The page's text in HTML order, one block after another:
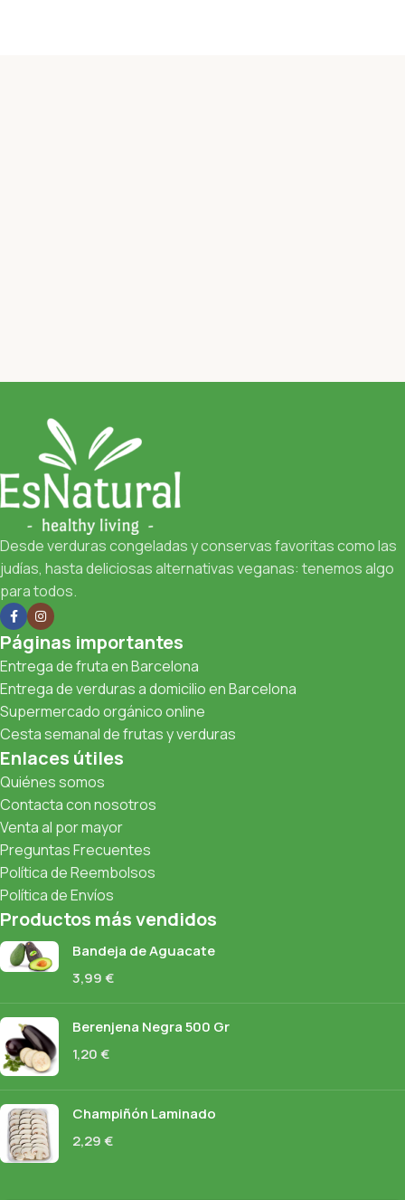
Desde verduras congeladas y conservas favoritas como las
judías, hasta deliciosas alternativas veganas: tenemos algo
para todos.
Páginas importantes
Entrega de fruta en Barcelona
Entrega de verduras a domicilio en Barcelona
Supermercado orgánico online
Cesta semanal de frutas y verduras
Enlaces útiles
Quiénes somos
Contacta con nosotros
Venta al por mayor
Preguntas Frecuentes
Política de Reembolsos
Política de Envíos
Productos más vendidos
Bandeja de Aguacate
3,99€
Berenjena Negra 500 Gr
1,20€
Champiñón Laminado
2,29€